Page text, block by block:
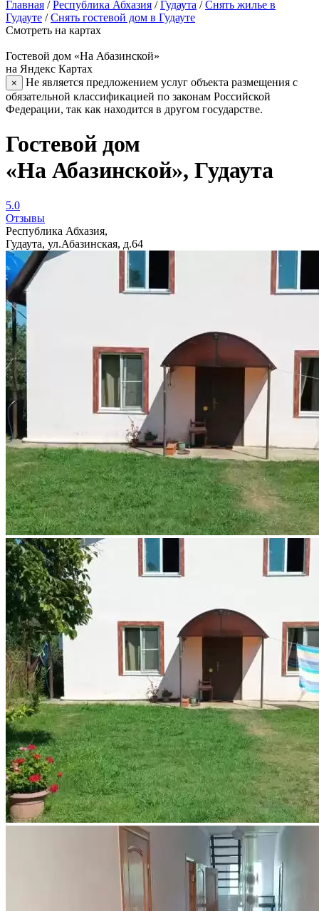
Главная /Республика Абхазия /Гудаута /Снять жилье в
Гудауте /Снять гостевой дом в Гудауте
Смотреть на картах
Гостевой дом «На Абазинской»
на Яндекс Картах
×
Не является предложением услуг объекта размещения с
обязательной классификацией по законам Российской
Федерации, так как находится в другом государстве.
Гостевой дом
«На Абазинской», Гудаута
5.0
Отзывы
Республика Абхазия,
Гудаута, ул.Абазинская, д.64